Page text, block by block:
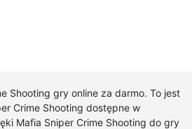
Shooting gry online za darmo. To jest
Crime Shooting dostępne w
Mafia Sniper Crime Shooting do gry